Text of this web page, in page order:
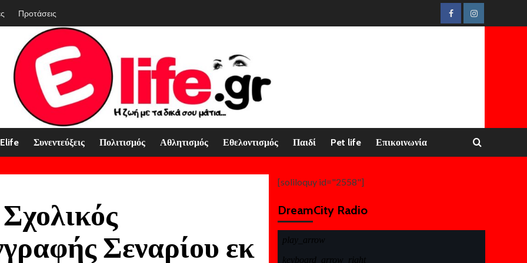
FacebookInstagram
Προτάσεις
Elife Συνεντεύξεις Πολιτισμός Αθλητισμός Εθελοντισμός Παιδί Pet life Επικοινωνία
Σεναρίου εκ
[soliloquy id="2558"]
DreamCity Radio